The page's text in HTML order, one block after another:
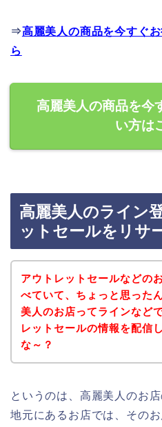
⇒高麗美人の商品を今すぐ
ら
高麗美人の商品を今
い方は
高麗美人のライン
ットセールをリサ
アウトレットセールなどの
べていて、ちょっと思った
美人のお店ってラインなど
レットセールの情報を配信
な～？
というのは、高麗美人のお
地元にあるお店では、その